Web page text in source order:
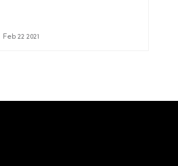
Feb 22 2021